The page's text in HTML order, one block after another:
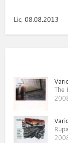
Lic, 08.08.2013
The